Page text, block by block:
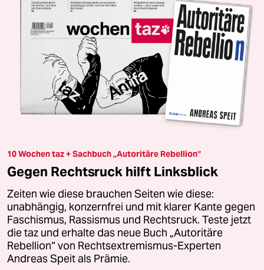
10 Wochen taz + Sachbuch „Autoritäre Rebellion“
Gegen Rechtsruck hilft Linksblick
Zeiten wie diese brauchen Seiten wie diese:
unabhängig, konzernfrei und mit klarer Kante gegen
Faschismus, Rassismus und Rechtsruck. Teste jetzt
die taz und erhalte das neue Buch „Autoritäre
Rebellion“ von Rechtsextremismus-Experten
Andreas Speit als Prämie.